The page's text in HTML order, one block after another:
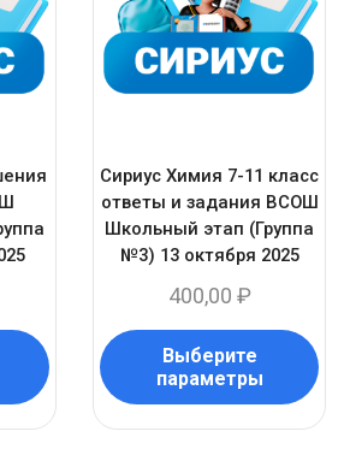
Сириус Химия 7-11 класс
ответы и задания ВСОШ
Школьный этап (Группа
№3) 13 октября 2025
400,00 ₽
Выберите
параметры